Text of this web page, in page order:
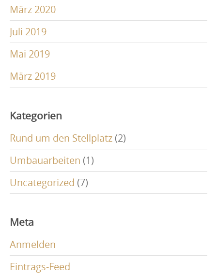
März 2020
Juli 2019
Mai 2019
März 2019
Kategorien
Rund um den Stellplatz(2)
Umbauarbeiten (1)
Uncategorized (7)
Meta
Anmelden
Eintrags-Feed